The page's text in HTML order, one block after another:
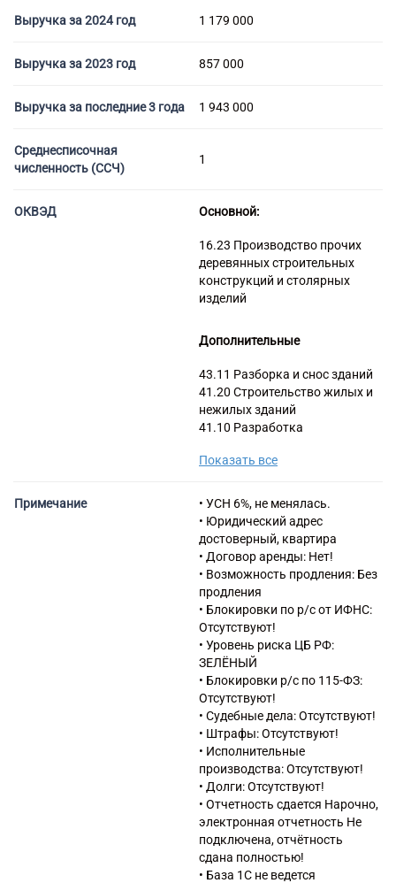
Выручка за 2024 год 1 179 000
Выручка за 2023 год 857 000
Выручка за последние 3 года 1 943 000
Среднесписочная
численность (ССЧ)
1
ОКВЭД Основной:
16.23 Производство прочих
деревянных строительных
конструкций и столярных
изделий
Дополнительные
43.11 Разборка и снос зданий
41.20 Строительство жилых и
нежилых зданий
41.10 Разработка
43.12 Подготовка
43.21 Производство
электромонтажных работ
43.22 Производство
санитарно-технических работ,
монтаж отопительных систем
и систем кондиционирования
воздуха
43.29 Производство прочих
строительно-монтажных
работ
43.31 Производство
штукатурных работ
43.32 Работы столярные и
плотничные
43.33 Работы по устройству
покрытий полов и облицовке
стен
43.34 Производство
малярных и стекольных работ
43.39 Производство прочих
отделочных и завершающих
работ
Показать все
Примечание
• УСН 6%, не менялась.
• Юридический адрес
достоверный, квартира
• Договор аренды: Нет!
• Возможность продления: Без
продления
• Блокировки по р/с от ИФНС:
Отсутствуют!
• Уровень риска ЦБ РФ:
ЗЕЛЁНЫЙ
• Блокировки р/с по 115-ФЗ:
Отсутствуют!
• Судебные дела: Отсутствуют!
• Штрафы: Отсутствуют!
• Исполнительные
производства: Отсутствуют!
• Долги: Отсутствуют!
• Отчетность сдается Нарочно,
электронная отчетность Не
подключена, отчётность
сдана полностью!
• База 1С не ведется